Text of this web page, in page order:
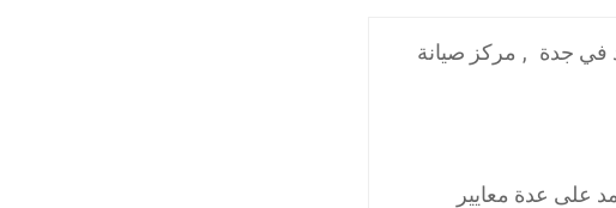
في جدة , مركز صيانة
على عدة معايير